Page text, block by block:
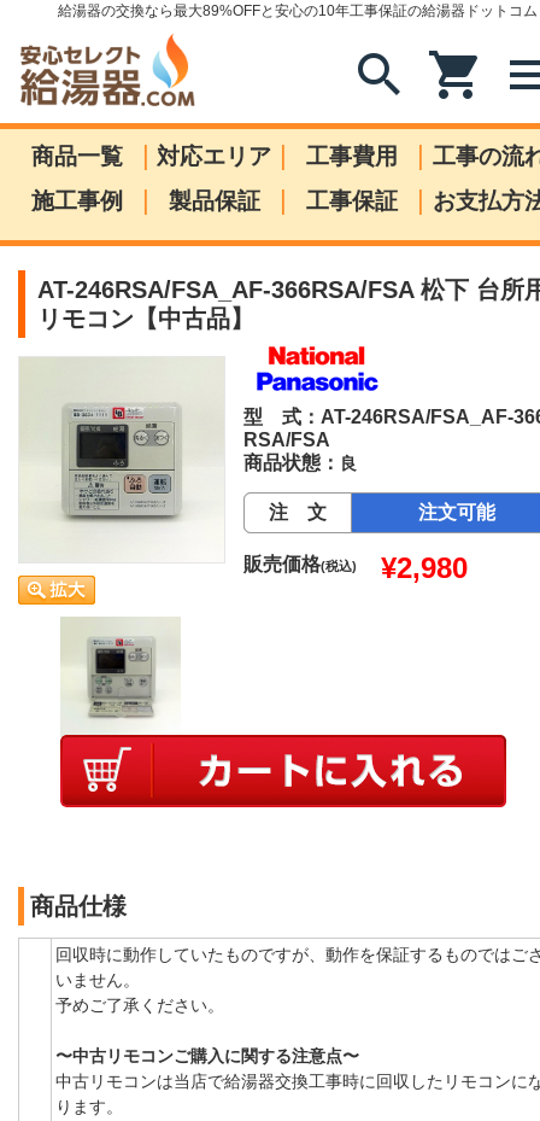
給湯器の交換なら最大89%OFFと安心の10年工事保証の給湯器ドットコム
search shopping_cart
商品一覧 | 対応エリア | 工事費用 | 工事の流
施工事例
| 製品保証 | 工事保証 | お支払方
AT-246RSA/FSA_AF-366RSA/FSA 松下 台所
リモコン【中古品】
型 式：AT-246RSA/FSA_AF-
RSA/FSA
商品状態： 良
注 文 注文可能
販売価格(税込) ¥2,980
商品仕様
回収時に動作していたものですが、動作を保証するものではご
いません。
予めご了承ください。
〜中古リモコンご購入に関する注意点〜
中古リモコンは当店で給湯器交換工事時に回収したリモコンに
ります。